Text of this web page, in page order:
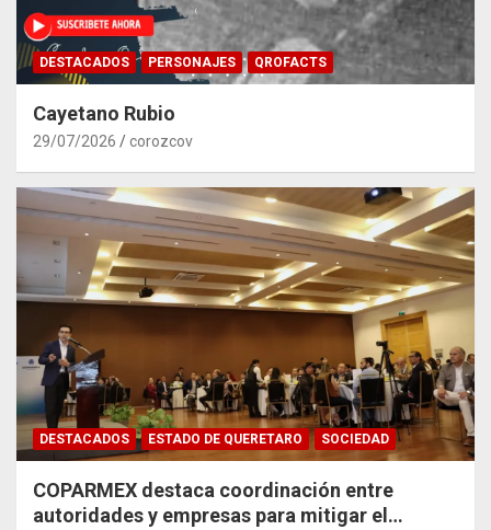
DESTACADOS PERSONAJES QROFACTS
Cayetano Rubio
29/07/2026 corozcov
DESTACADOS ESTADO DE QUERETARO SOCIEDAD
COPARMEX destaca coordinación entre
autoridades y empresas para mitigar el